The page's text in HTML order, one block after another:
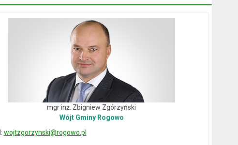
mgr inż. Zbigniew Zgórzyński
Wójt Gminy Rogowo
: wojtzgorzynski@rogowo.pl